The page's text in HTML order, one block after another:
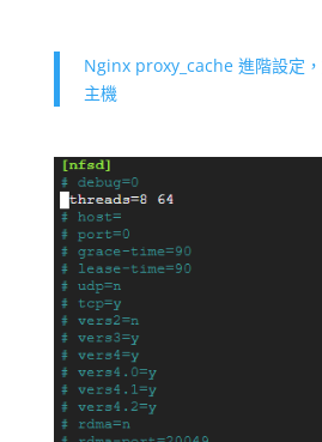
Nginx proxy_cache 進階設定
主機